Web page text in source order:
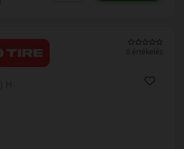
0 értékelés